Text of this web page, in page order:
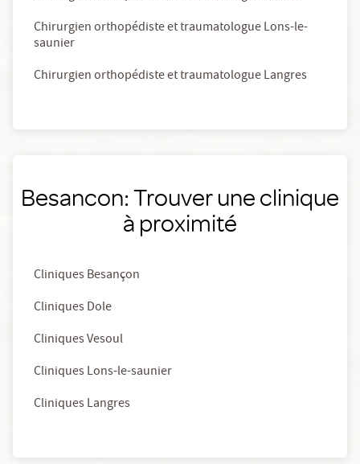
Chirurgien orthopédiste et traumatologue Lons-le-
saunier
Chirurgien orthopédiste et traumatologue Langres
Besancon: Trouver une clinique
à proximité
Cliniques Besançon
Cliniques Dole
Cliniques Vesoul
Cliniques Lons-le-saunier
Cliniques Langres